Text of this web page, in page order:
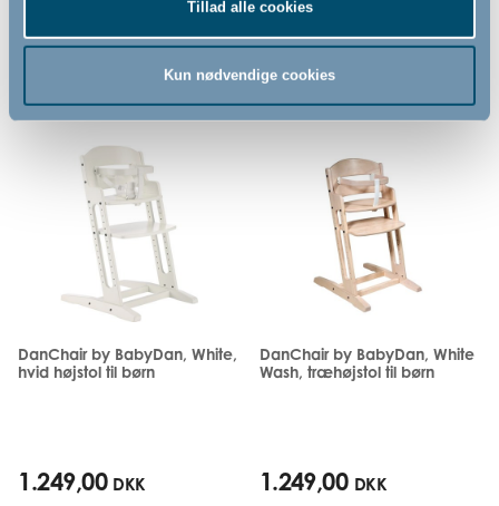
Tillad alle cookies
Kun nødvendige cookies
DanChair by BabyDan, White,
hvid højstol til børn
1.249,00 DKK
DanChair by BabyDan, White
Wash, træhøjstol til børn
1.249,00 DKK